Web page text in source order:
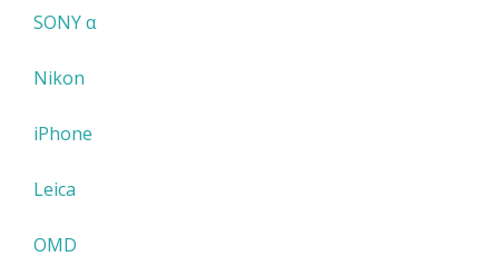
SONY α
Nikon
iPhone
Leica
OMD